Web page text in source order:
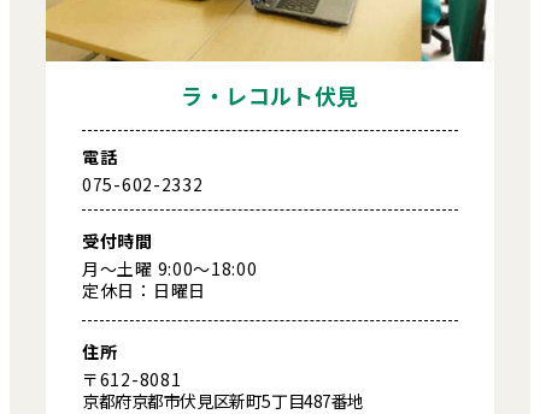
ラ・レコルト伏見
電話
075-602-2332
受付時間
月～土曜 9:00～18:00
定休日：日曜日
住所
〒612-8081
京都府京都市伏見区新町5丁目487番地